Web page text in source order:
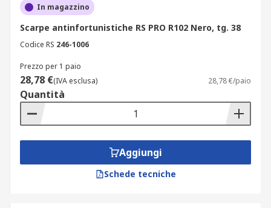
In magazzino
Scarpe antinfortunistiche RS PRO R102 Nero, tg. 38
Codice RS 246-1006
Prezzo per 1 paio
28,78 €(IVA esclusa) 28,78 €/paio
Quantità
Aggiungi
Schede tecniche